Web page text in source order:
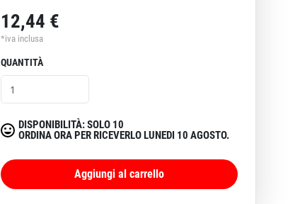
12,44 €
*iva inclusa
QUANTITÀ
DISPONIBILITÀ: SOLO 10
ORDINA ORA PER RICEVERLO LUNEDI 10 AGOSTO.
Aggiungi al carrello